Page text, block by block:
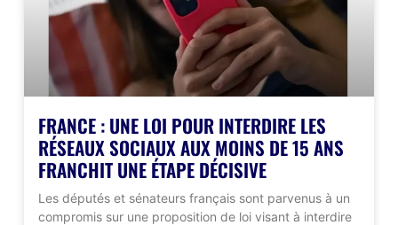
FRANCE : UNE LOI POUR INTERDIRE LES
RÉSEAUX SOCIAUX AUX MOINS DE 15 ANS
FRANCHIT UNE ÉTAPE DÉCISIVE
Les députés et sénateurs français sont parvenus à un
compromis sur une proposition de loi visant à interdire